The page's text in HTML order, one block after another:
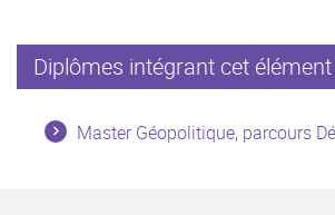
Diplômes intégrant cet élément
Master Géopolitique, parcours